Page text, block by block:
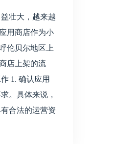
壮大，越来越
用商店作为小
伦贝尔地区上
店上架的流
1. 确认应用
。具体来说，
合法的运营资